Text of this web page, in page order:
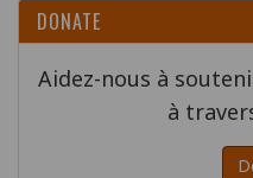
DONATE
Aidez-nous à
à